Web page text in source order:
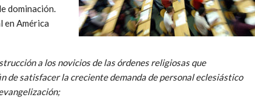
dominación.
en América
a los novicios de las órdenes religiosas que
de satisfacer la creciente demanda de personal eclesiástico